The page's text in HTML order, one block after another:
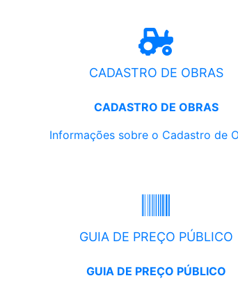
CADASTRO DE OBRAS
CADASTRO DE OBRAS
Informações sobre o Cadastro de
GUIA DE PREÇO PÚBLICO
GUIA DE PREÇO PÚBLICO